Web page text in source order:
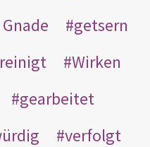
getsern
Wirken
gearbeitet
verfolgt